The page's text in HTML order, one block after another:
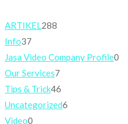
ARTIKEL288
Info37
Jasa Video Company Profile0
Our Services7
Tips & Trick46
Uncategorized6
Video0